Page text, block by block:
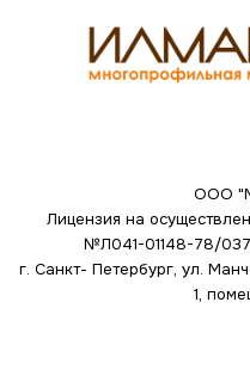
ООО
Лицензия на
№Л041-01148-78/
г. Санкт- Петербург, ул.
1,